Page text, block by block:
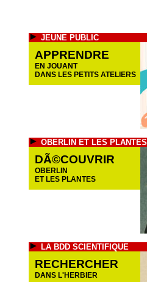
JEUNE PUBLIC
APPRENDRE
EN JOUANT
DANS LES PETITS ATELIERS
OBERLIN ET LES PLANTES
DÃ©COUVRIR
OBERLIN
ET LES PLANTES
LA BDD SCIENTIFIQUE
RECHERCHER
DANS L'HERBIER